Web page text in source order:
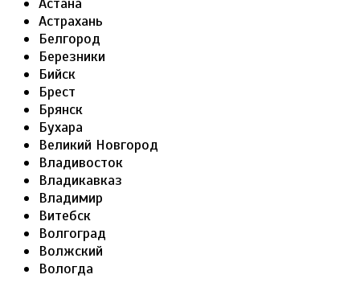
Астрахань
Белгород
Березники
Бийск
Брест
Брянск
Бухара
Великий Новгород
Владивосток
Владикавказ
Владимир
Витебск
Волгоград
Волжский
Вологда